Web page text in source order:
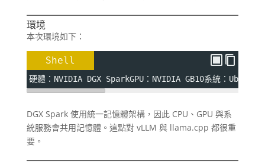
環境
本次環境如下：
Shell
硬體：NVIDIA DGX SparkGPU：NVIDIA GB10系統：
DGX Spark 使用統一記憶體架構，因此 CPU、GPU 與系
統服務會共用記憶體。這點對 vLLM 與 llama.cpp 都很重
要。